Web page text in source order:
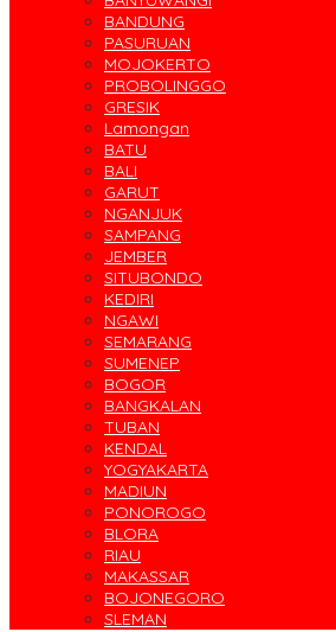
BANDUNG
PASURUAN
MOJOKERTO
PROBOLINGGO
GRESIK
Lamongan
BATU
BALI
GARUT
NGANJUK
SAMPANG
JEMBER
SITUBONDO
KEDIRI
NGAWI
SEMARANG
SUMENEP
BOGOR
BANGKALAN
TUBAN
KENDAL
YOGYAKARTA
MADIUN
PONOROGO
BLORA
RIAU
MAKASSAR
BOJONEGORO
SLEMAN